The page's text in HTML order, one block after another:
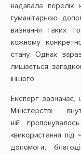
надавала перелік
гуманітарною
визнання таких
кожному
стану. Однак
лишається
іншого.
Експерт зазначає,
Міністерстві
ній
«використання під
допомоги,